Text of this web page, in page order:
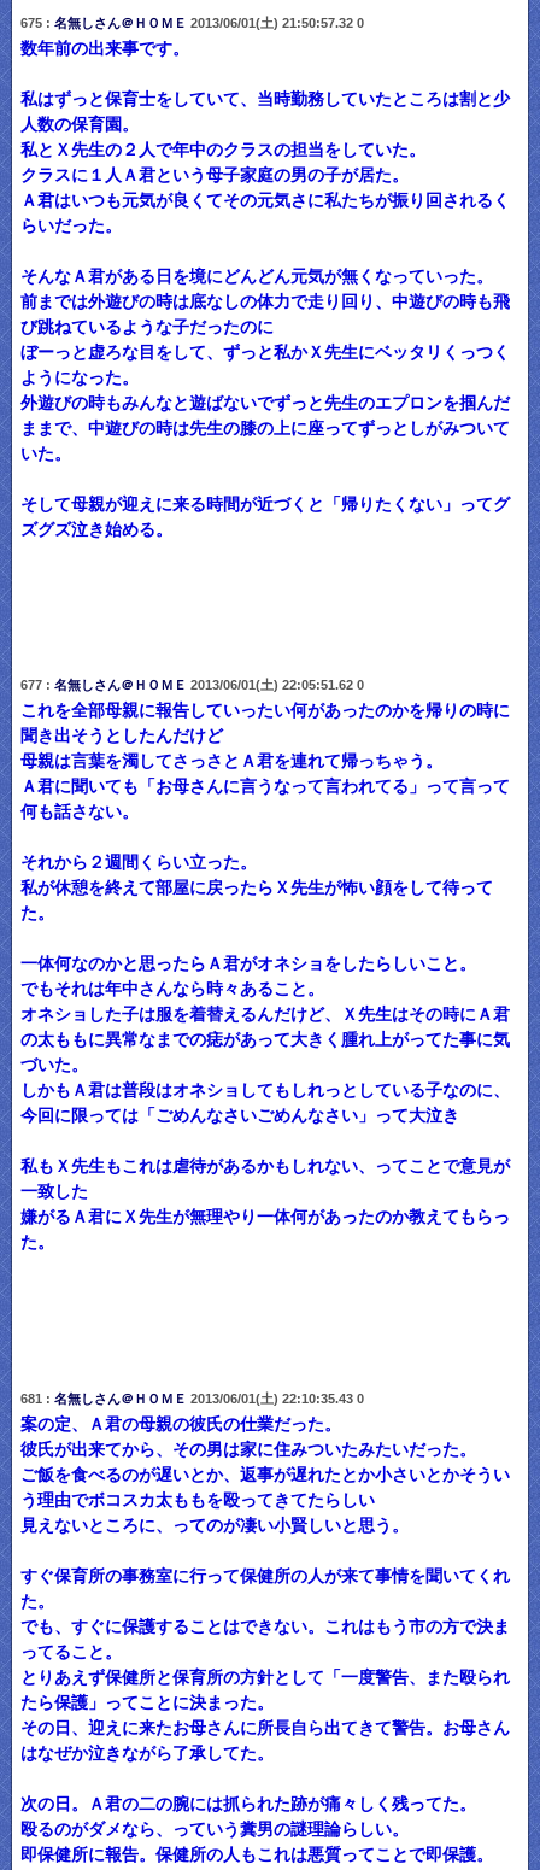
675 : 名無しさん＠ＨＯＭＥ 2013/06/01(土) 21:50:57.32 0
数年前の出来事です。
私はずっと保育士をしていて、当時勤務していたところは割と少
人数の保育園。
私とＸ先生の２人で年中のクラスの担当をしていた。
クラスに１人Ａ君という母子家庭の男の子が居た。
Ａ君はいつも元気が良くてその元気さに私たちが振り回されるく
らいだった。
そんなＡ君がある日を境にどんどん元気が無くなっていった。
前までは外遊びの時は底なしの体力で走り回り、中遊びの時も飛
び跳ねているような子だったのに
ぼーっと虚ろな目をして、ずっと私かＸ先生にベッタリくっつく
ようになった。
外遊びの時もみんなと遊ばないでずっと先生のエプロンを掴んだ
ままで、中遊びの時は先生の膝の上に座ってずっとしがみついて
いた。
そして母親が迎えに来る時間が近づくと「帰りたくない」ってグ
ズグズ泣き始める。
677 : 名無しさん＠ＨＯＭＥ 2013/06/01(土) 22:05:51.62 0
これを全部母親に報告していったい何があったのかを帰りの時に
聞き出そうとしたんだけど
母親は言葉を濁してさっさとＡ君を連れて帰っちゃう。
Ａ君に聞いても「お母さんに言うなって言われてる」って言って
何も話さない。
それから２週間くらい立った。
私が休憩を終えて部屋に戻ったらＸ先生が怖い顔をして待って
た。
一体何なのかと思ったらＡ君がオネショをしたらしいこと。
でもそれは年中さんなら時々あること。
オネショした子は服を着替えるんだけど、Ｘ先生はその時にＡ君
の太ももに異常なまでの痣があって大きく腫れ上がってた事に気
づいた。
しかもＡ君は普段はオネショしてもしれっとしている子なのに、
今回に限っては「ごめんなさいごめんなさい」って大泣き
私もＸ先生もこれは虐待があるかもしれない、ってことで意見が
一致した
嫌がるＡ君にＸ先生が無理やり一体何があったのか教えてもらっ
た。
681 : 名無しさん＠ＨＯＭＥ 2013/06/01(土) 22:10:35.43 0
案の定、Ａ君の母親の彼氏の仕業だった。
彼氏が出来てから、その男は家に住みついたみたいだった。
ご飯を食べるのが遅いとか、返事が遅れたとか小さいとかそうい
う理由でボコスカ太ももを殴ってきてたらしい
見えないところに、ってのが凄い小賢しいと思う。
すぐ保育所の事務室に行って保健所の人が来て事情を聞いてくれ
た。
でも、すぐに保護することはできない。これはもう市の方で決ま
ってること。
とりあえず保健所と保育所の方針として「一度警告、また殴られ
たら保護」ってことに決まった。
その日、迎えに来たお母さんに所長自ら出てきて警告。お母さん
はなぜか泣きながら了承してた。
次の日。Ａ君の二の腕には抓られた跡が痛々しく残ってた。
殴るのがダメなら、っていう糞男の謎理論らしい。
即保健所に報告。保健所の人もこれは悪質ってことで即保護。